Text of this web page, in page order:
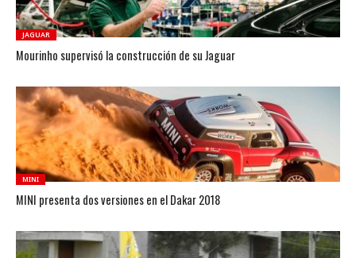
JAGUAR
Mourinho supervisó la construcción de su Jaguar
MINI
MINI presenta dos versiones en el Dakar 2018